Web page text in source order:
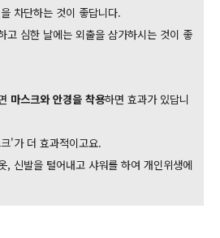
차단하는 것이 좋답니다.
고 심한 날에는 외출을 삼가하시는 것이 좋
마스크와 안경을 착용하면 효과가 있답니
'가 더 효과적이고요.
, 신발을 털어내고 샤워를 하여 개인위생에